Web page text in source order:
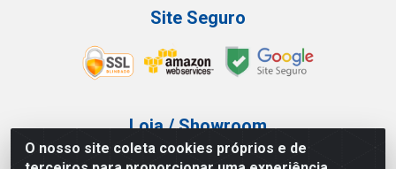
O nosso site coleta cookies próprios e de
Site Seguro
Loja / Showroom
Tel.: (11) 3227-0546